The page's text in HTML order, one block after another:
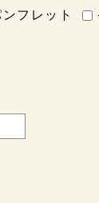
フレット